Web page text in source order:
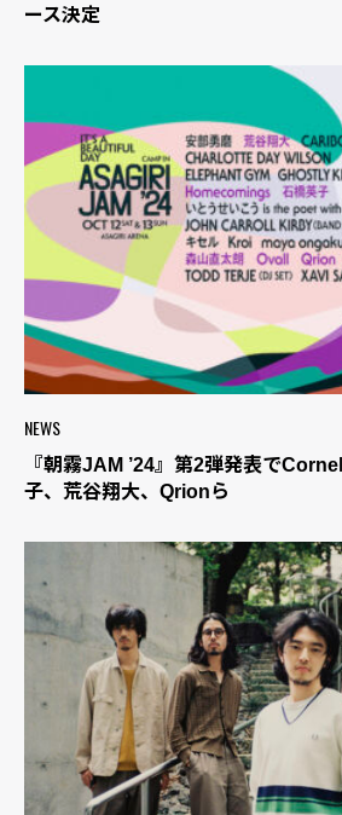
ース決定
NEWS
『朝霧JAM ’24』第2弾発表で
子、荒谷翔大、Qrionら